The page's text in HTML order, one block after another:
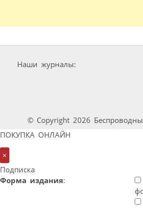
Наши журналы:
© Copyright 2026
ПОКУПКА ОНЛАЙН
×
Подписка
Форма издания: